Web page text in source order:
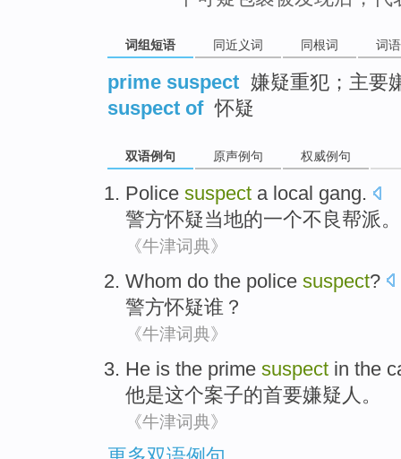
词组短语 同近义词 同根词 词
prime suspect 嫌疑重犯；主要
suspect of 怀疑
双语例句 原声例句 权威例句
Police suspect a local gang.
警方怀疑当地的一个不良帮派。
《牛津词典》
Whom do the police suspect?
警方怀疑谁 ？
《牛津词典》
He is the prime suspect in the
他是这个案子的首要嫌疑人 。
《牛津词典》